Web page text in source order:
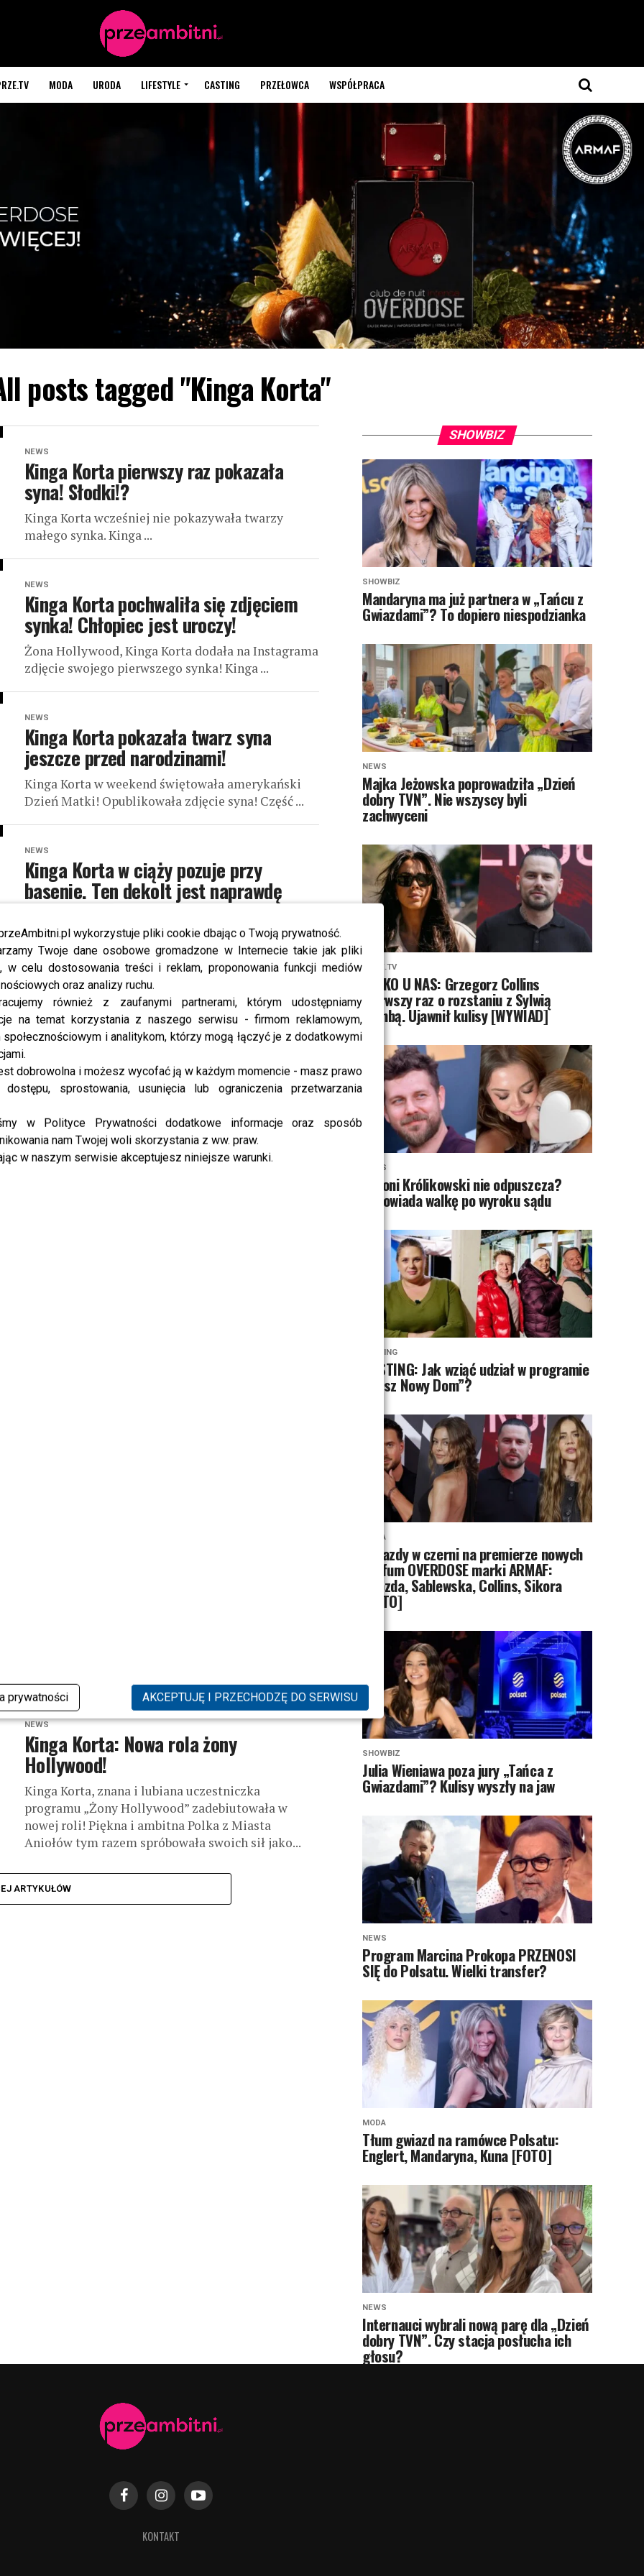
wykorzystuje pliki cookie dbając o Twoją prywatność.
Twoje dane osobowe gromadzone w Internecie takie jak pliki
w celu dostosowania treści i reklam, proponowania funkcji mediów
oraz analizy ruchu.
również z zaufanymi partnerami, którym udostępniamy
na temat korzystania z naszego serwisu - firmom reklamowym,
społecznościowym i analitykom, którzy mogą łączyć je z dodatkowymi
dobrowolna i możesz wycofać ją w każdym momencie - masz prawo
dostępu, sprostowania, usunięcia lub ograniczenia przetwarzania
w Polityce Prywatności dodatkowe informacje oraz sposób
nam Twojej woli skorzystania z ww. praw.
w naszym serwisie akceptujesz niniejsze warunki.
prywatności AKCEPTUJĘ I PRZECHODZĘ DO SERWISU
MODA URODA LIFESTYLE CASTING PRZEŁOWCA WSPÓŁPRACA
posts tagged "Kinga Korta"
NEWS
Kinga Korta pierwszy raz pokazała
syna! Słodki!?
Kinga Korta wcześniej nie pokazywała twarzy
małego synka. Kinga ...
NEWS
Kinga Korta pochwaliła się zdjęciem
synka! Chłopiec jest uroczy!
Żona Hollywood, Kinga Korta dodała na Instagrama
zdjęcie swojego pierwszego synka! Kinga ...
NEWS
Kinga Korta pokazała twarz syna
jeszcze przed narodzinami!
Kinga Korta w weekend świętowała amerykański
Dzień Matki! Opublikowała zdjęcie syna! Część ...
NEWS
Kinga Korta w ciąży pozuje przy
basenie. Ten dekolt jest naprawdę
duży!
Kinga Korta jest już w 8 miesiącu ciąży! Żona
Hollywood zdecydowała się na seksowną sesję przy
basenie! Kinga ...
NEWS
Ciężarna Kinga Korta pozuje topless!
To już 32. tydzień!
Kinga Korta pochwaliła się ciążowym brzuszkiem!
NEWS
NEWS
Kinga Korta: Nowa rola żony
Hollywood!
Kinga Korta, znana i lubiana uczestniczka
programu „Żony Hollywood” zadebiutowała w
nowej roli! Piękna i ambitna Polka z Miasta
Aniołów tym razem spróbowała swoich sił jako...
ARTYKUŁÓW
SHOWBIZ
SHOWBIZ
Mandaryna ma już partnera w „Tańcu z
Gwiazdami”? To dopiero niespodzianka
NEWS
Majka Jeżowska poprowadziła „Dzień
dobry TVN”. Nie wszyscy byli
zachwyceni
PRZE.TV
TYLKO U NAS: Grzegorz Collins
pierwszy raz o rozstaniu z Sylwią
Bombą. Ujawnił kulisy [WYWIAD]
NEWS
Antoni Królikowski nie odpuszcza?
Zapowiada walkę po wyroku sądu
CASTING
CASTING: Jak wziąć udział w programie
„Nasz Nowy Dom”?
MODA
Gwiazdy w czerni na premierze nowych
perfum OVERDOSE marki ARMAF:
Opozda, Sablewska, Collins, Sikora
[FOTO]
SHOWBIZ
Julia Wieniawa poza jury „Tańca z
Gwiazdami”? Kulisy wyszły na jaw
NEWS
Program Marcina Prokopa PRZENOSI
SIĘ do Polsatu. Wielki transfer?
MODA
Tłum gwiazd na ramówce Polsatu:
Englert, Mandaryna, Kuna [FOTO]
NEWS
Internauci wybrali nową parę dla „Dzień
dobry TVN”. Czy stacja posłucha ich
głosu?
KONTAKT